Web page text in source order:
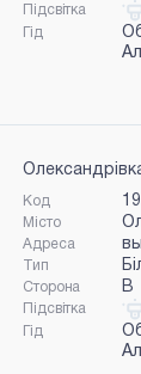
Підсвітка
Гід
Код
Місто
Адреса
Тип
Сторона B
Підсвітка
Гід